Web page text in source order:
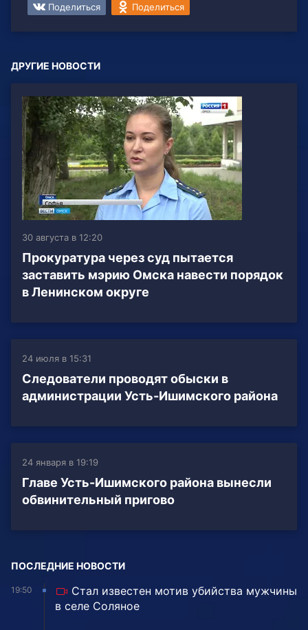
Поделиться Поделиться
ДРУГИЕ НОВОСТИ
30 августа в 12:20
Прокуратура через суд пытается
заставить мэрию Омска навести порядок
в Ленинском округе
24 июля в 15:31
Следователи проводят обыски в
администрации Усть-Ишимского района
24 января в 19:19
Главе Усть-Ишимского района вынесли
обвинительный пригово
ПОСЛЕДНИЕ НОВОСТИ
19:50
Стал известен мотив убийства мужчины
в селе Соляное